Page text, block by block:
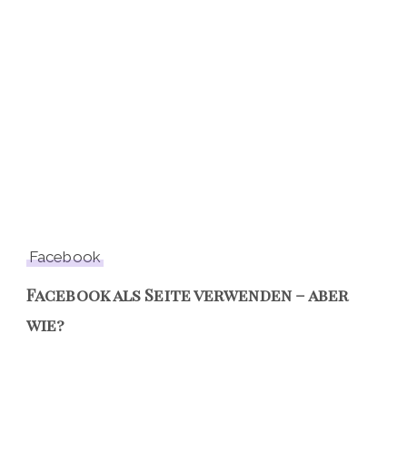
Facebook
Facebook als Seite verwenden – aber
wie?